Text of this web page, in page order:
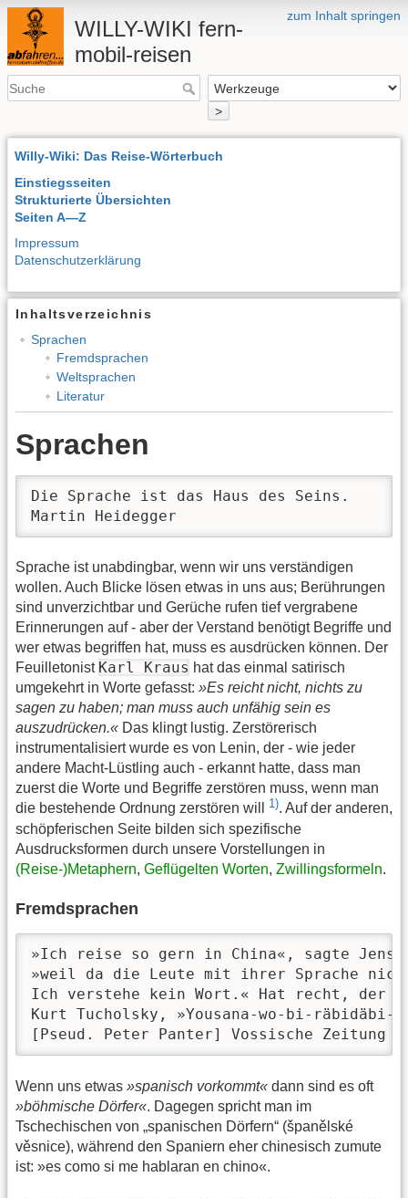
zum Inhalt springen
WILLY-WIKI fern-
mobil-reisen
>
Willy-Wiki: Das Reise-Wörterbuch
Einstiegsseiten
Strukturierte Übersichten
Seiten A—Z
Impressum
Datenschutzerklärung
Inhaltsverzeichnis
Sprachen
Fremdsprachen
Weltsprachen
Literatur
Sprachen
Die Sprache ist das Haus des Seins.
Martin Heidegger
Sprache ist unabdingbar, wenn wir uns verständigen
wollen. Auch Blicke lösen etwas in uns aus; Berührungen
sind unverzichtbar und Gerüche rufen tief vergrabene
Erinnerungen auf - aber der Verstand benötigt Begriffe und
wer etwas begriffen hat, muss es ausdrücken können. Der
Feuilletonist Karl Kraus hat das einmal satirisch
umgekehrt in Worte gefasst: »Es reicht nicht, nichts zu
sagen zu haben; man muss auch unfähig sein es
auszudrücken.« Das klingt lustig. Zerstörerisch
instrumentalisiert wurde es von Lenin, der - wie jeder
andere Macht-Lüstling auch - erkannt hatte, dass man
zuerst die Worte und Begriffe zerstören muss, wenn man
die bestehende Ordnung zerstören will
1). Auf der anderen,
schöpferischen Seite bilden sich spezifische
Ausdrucksformen durch unsere Vorstellungen in
(Reise-)Metaphern, Geflügelten Worten, Zwillingsformeln.
Fremdsprachen
»Ich reise so gern in China«, sagte
»weil da die Leute mit ihrer Sprache
Ich verstehe kein Wort.« Hat recht, der
Kurt Tucholsky, »Yousana-wo-bi-räbidäbi-
[Pseud. Peter Panter] Vossische Zeitung
Wenn uns etwas »spanisch vorkommt« dann sind es oft
»böhmische Dörfer«. Dagegen spricht man im
Tschechischen von „spanischen Dörfern“ (španělské
věsnice), während den Spaniern eher chinesisch zumute
ist: »es como si me hablaran en chino«.